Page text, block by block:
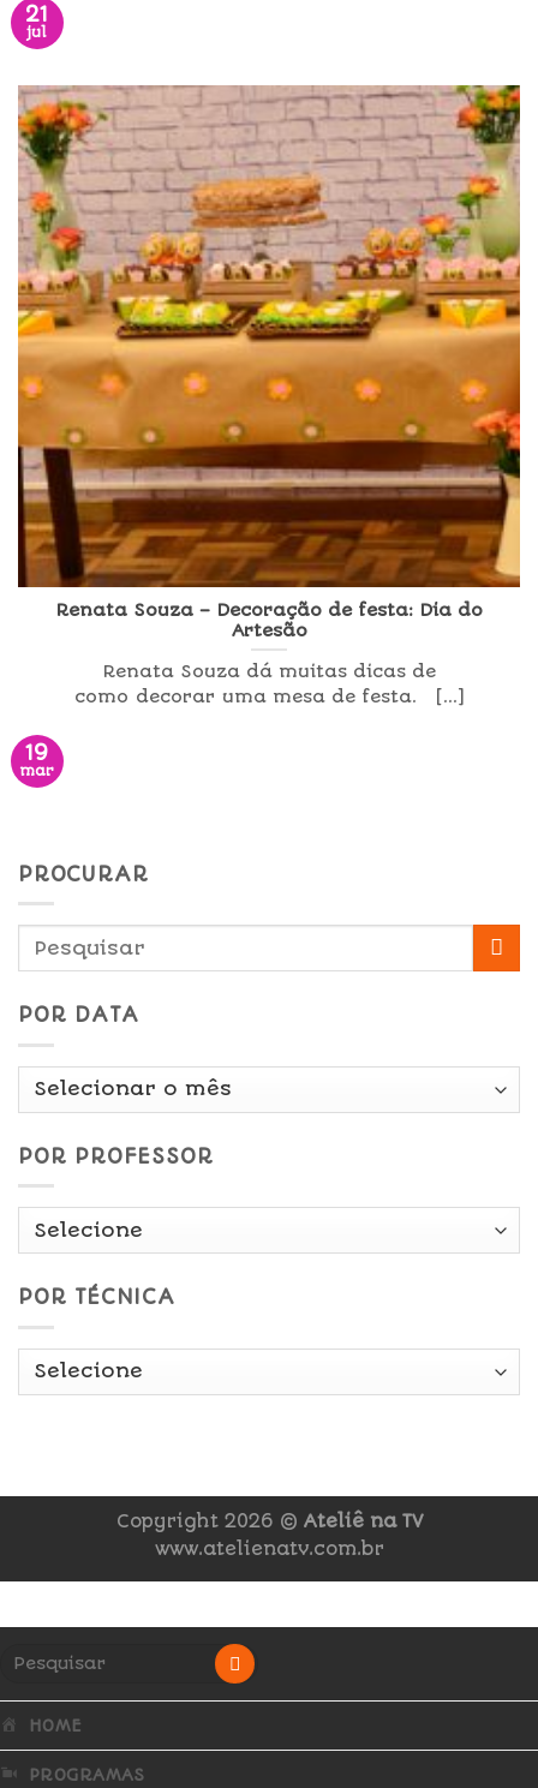
21
jul
Renata Souza – Decoração de festa: Dia do
Artesão
Renata Souza dá muitas dicas de
como decorar uma mesa de festa. [...]
19
mar
PROCURAR
POR DATA
Por
POR PROFESSOR
POR TÉCNICA
Copyright 2026 © Ateliê na TV
www.atelienatv.com.br
HOME
PROGRAMAS